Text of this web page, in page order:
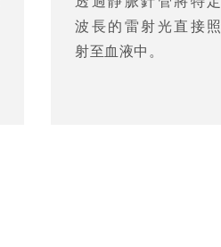
波長的雷射光直接照
射至血液中。